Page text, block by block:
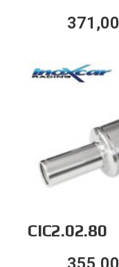
371,00
CIC2.02.80